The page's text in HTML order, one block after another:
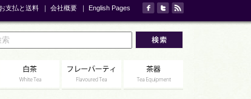
お支払と送料 ｜ 会社概要 ｜ English Pages